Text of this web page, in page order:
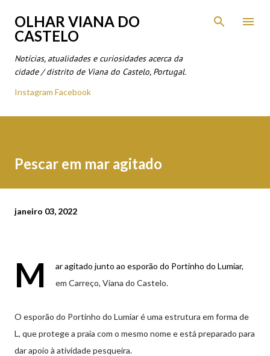
Avançar para o conteúdo principal
OLHAR VIANA DO
CASTELO
Notícias, atualidades e curiosidades acerca da
cidade / distrito de Viana do Castelo, Portugal.
Instagram Facebook
Pescar em mar agitado
janeiro 03, 2022
M
ar agitado junto ao esporão do Portinho do Lumiar,
em Carreço, Viana do Castelo.
O esporão do Portinho do Lumiar é uma estrutura em forma de
L, que protege a praia com o mesmo nome e está preparado para
dar apoio à atividade pesqueira.